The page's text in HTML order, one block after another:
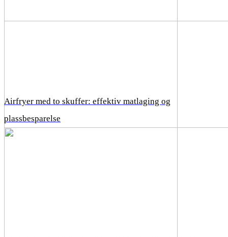
Airfryer med to skuffer: effektiv matlaging og
plassbesparelse